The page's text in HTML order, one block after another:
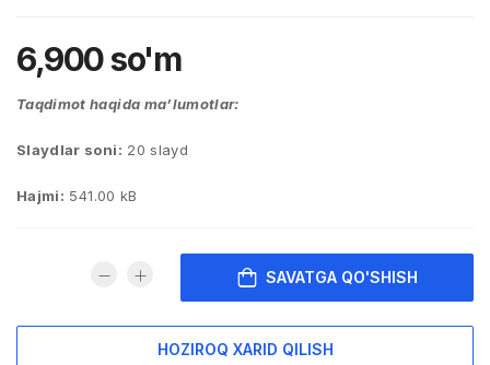
6,900so'm
Taqdimot haqida ma’lumotlar:
Slaydlar soni: 20 slayd
Hajmi: 541.00 kB
SAVATGA QO'SHISH
HOZIROQ XARID QILISH